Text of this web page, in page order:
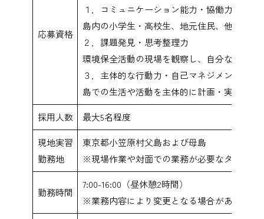
応募資格
１．コミュニケーション能力・協働力
島内の小学生・高校生、地元住民、他の実
２．課題発見・思考整理力
環境保全活動の現場を観察し、自分なりの
３．主体的な行動力・自己マネジメント力
島での生活や活動を主体的に計画・実行し
採用人数 最大5名程度
現地実習
勤務地
東京都小笠原村父島および母島
※現場作業や対面での業務が必要なタイミン
勤務時間
7:00-16:00（昼休憩2時間）
※業務内容により変更となる場合があります